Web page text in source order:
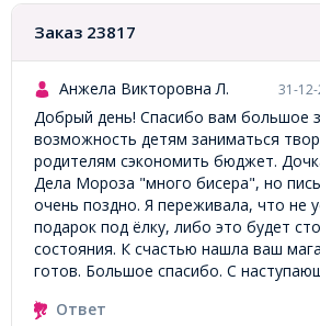
Заказ 23817
Анжела Викторовна Л. 31-12-
Добрый день! Спасибо вам большое
возможность детям заниматься
родителям сэкономить бюджет.
Дела Мороза "много бисера", но
очень поздно. Я переживала, что не
подарок под ёлку, либо это будет
состояния. К счастью нашла ваш
готов. Большое спасибо. С
Ответ